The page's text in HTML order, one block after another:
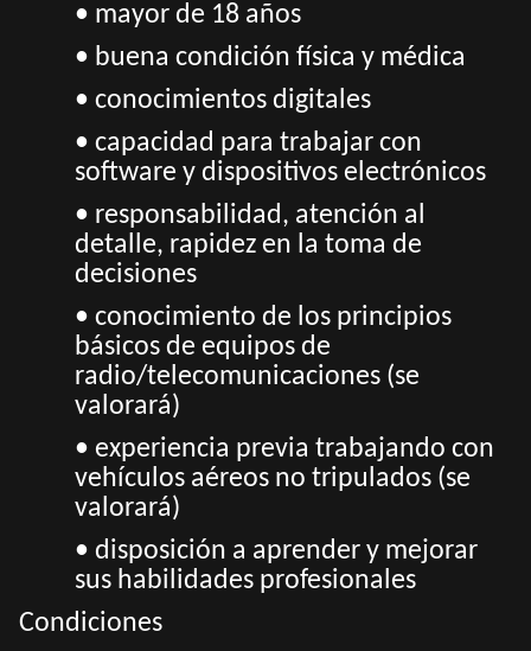
• mayor de 18 años
• buena condición física y médica
• conocimientos digitales
• capacidad para trabajar con
software y dispositivos electrónicos
• responsabilidad, atención al
detalle, rapidez en la toma de
decisiones
• conocimiento de los principios
básicos de equipos de
radio/telecomunicaciones (se
valorará)
• experiencia previa trabajando con
vehículos aéreos no tripulados (se
valorará)
• disposición a aprender y mejorar
sus habilidades profesionales
Condiciones